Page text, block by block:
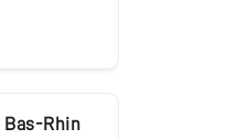
Bas-Rhin